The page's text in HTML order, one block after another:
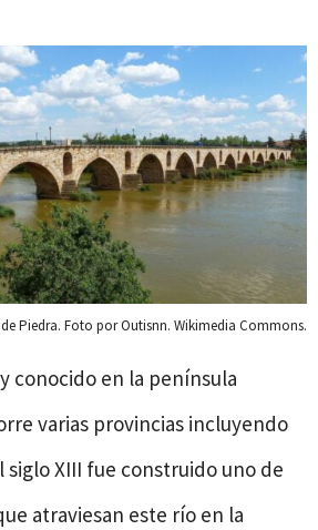
Piedra. Foto por Outisnn. Wikimedia Commons.
conocido en la península
varias provincias incluyendo
siglo XIII fue construido uno de
atraviesan este río en la